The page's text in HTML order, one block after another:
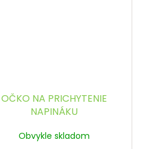
OČKO NA PRICHYTENIE
NAPINÁKU
Obvykle skladom